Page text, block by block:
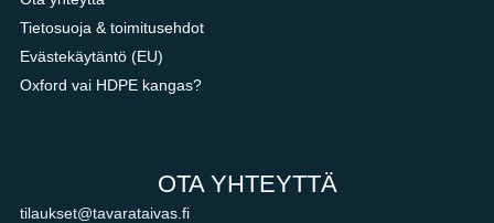
Tietosuoja & toimitusehdot
Evästekäytäntö (EU)
Oxford vai HDPE kangas?
OTA YHTEYTTÄ
tilaukset@tavarataivas.fi